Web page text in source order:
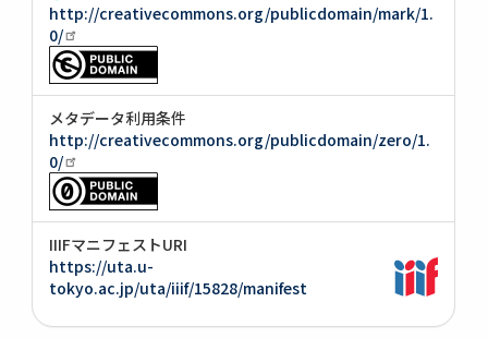
http://creativecommons.org/publicdomain/mark/1.
0/
メタデータ利用条件
http://creativecommons.org/publicdomain/zero/1.
0/
IIIFマニフェストURI
https://uta.u-
tokyo.ac.jp/uta/iiif/15828/manifest